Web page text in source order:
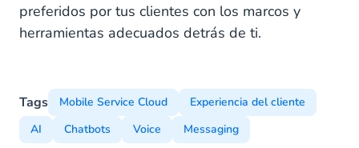
preferidos por tus clientes con los marcos y
herramientas adecuados detrás de ti.
Tags Mobile Service Cloud
Experiencia del cliente
AI
Chatbots Voice Messaging